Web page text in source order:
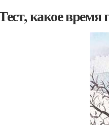
какое время